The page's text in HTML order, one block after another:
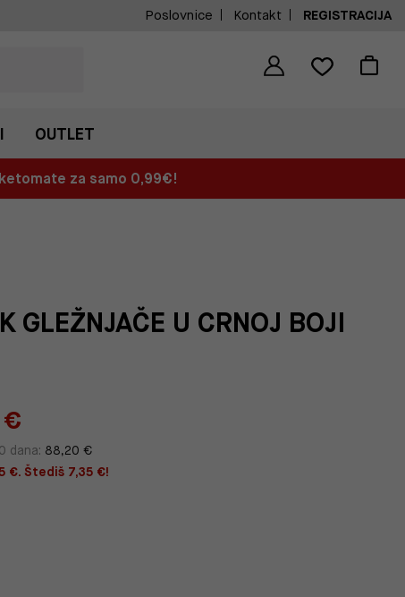
Poslovnice Kontakt REGISTRACIJA
OUTLET
za samo 0,99€!
GLEŽNJAČE U CRNOJ BOJI
€
dana: 88,20 €
€. Štediš 7,35 €!